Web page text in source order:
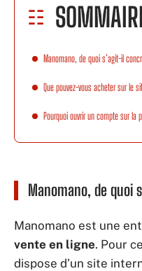
Manomano, de quoi s’agit-il
Que pouvez-vous acheter sur le
Pourquoi ouvrir un compte sur la
Manomano, de quoi
Manomano est une
vente en ligne. Pour
dispose d’un site